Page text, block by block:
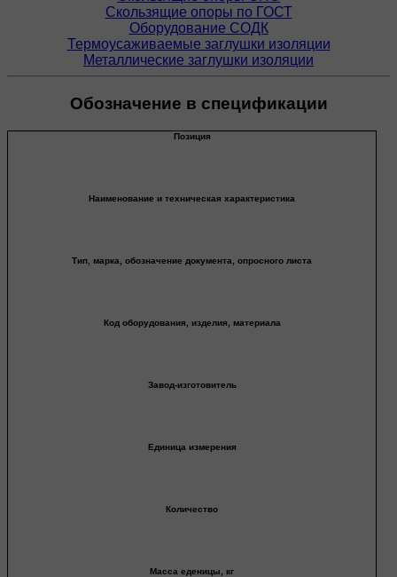
Скользящие опоры по ГОСТ
Оборудование СОДК
Термоусаживаемые заглушки изоляции
Металлические заглушки изоляции
Обозначение в спецификации
Позиция
Наименование и техническая характеристика
Тип, марка, обозначение документа, опросного листа
Код оборудования, изделия, материала
Завод-изготовитель
Единица измерения
Количество
Масса еденицы, кг